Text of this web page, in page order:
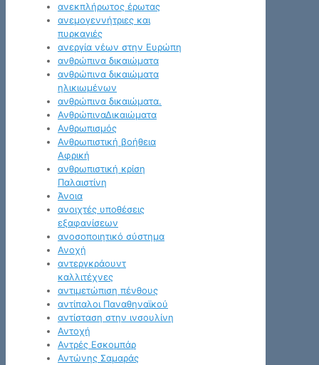
ανεκπλήρωτος έρωτας
ανεμογεννήτριες και
πυρκαγιές
ανεργία νέων στην Ευρώπη
ανθρώπινα δικαιώματα
ανθρώπινα δικαιώματα
ηλικιωμένων
ανθρώπινα δικαιώματα.
ΑνθρώπιναΔικαιώματα
Ανθρωπισμός
Ανθρωπιστική βοήθεια
Αφρική
ανθρωπιστική κρίση
Παλαιστίνη
Άνοια
ανοιχτές υποθέσεις
εξαφανίσεων
ανοσοποιητικό σύστημα
Ανοχή
αντεργκράουντ
καλλιτέχνες
αντιμετώπιση πένθους
αντίπαλοι Παναθηναϊκού
αντίσταση στην ινσουλίνη
Αντοχή
Αντρές Εσκομπάρ
Αντώνης Σαμαράς